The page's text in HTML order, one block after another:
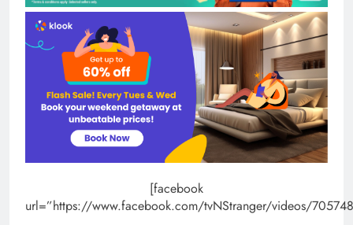
[facebook
url=”https://www.facebook.com/tvNStranger/videos/